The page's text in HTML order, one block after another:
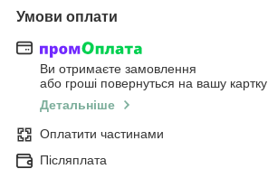
Умови оплати
Ви отримаєте замовлення
або гроші повернуться на вашу картку
Детальніше
Оплатити частинами
Післяплата